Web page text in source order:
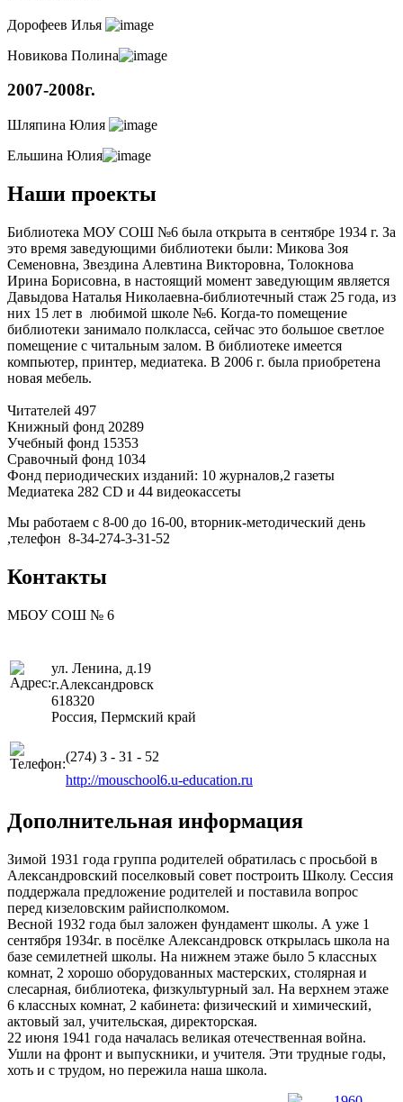
Дорофеев Илья
Новикова Полина
2007-2008г.
Шляпина Юлия
Ельшина Юлия
Наши проекты
Библиотека МОУ СОШ №6 была открыта в сентябре 1934 г. За
это время заведующими библиотеки были: Микова Зоя
Семеновна, Звездина Алевтина Викторовна, Толокнова
Ирина Борисовна, в настоящий момент заведующим является
Давыдова Наталья Николаевна-библиотечный стаж 25 года, из
них 15 лет в любимой школе №6. Когда-то помещение
библиотеки занимало полкласса, сейчас это большое светлое
помещение с читальным залом. В библиотеке имеется
компьютер, принтер, медиатека. В 2006 г. была приобретена
новая мебель.
Читателей 497
Книжный фонд 20289
Учебный фонд 15353
Сравочный фонд 1034
Фонд периодических изданий: 10 журналов,2 газеты
Медиатека 282 CD и 44 видеокассеты
Мы работаем с 8-00 до 16-00, вторник-методический день
,телефон 8-34-274-3-31-52
Контакты
МБОУ СОШ № 6
ул. Ленина, д.19
г.Александровск
618320
Россия, Пермский край
(274) 3 - 31 - 52
http://mouschool6.u-education.ru
Дополнительная информация
Зимой 1931 года группа родителей обратилась с просьбой в
Александровский поселковый совет построить Школу. Сессия
поддержала предложение родителей и поставила вопрос
перед кизеловским райисполкомом.
Весной 1932 года был заложен фундамент школы. А уже 1
сентября 1934г. в посёлке Александровск открылась школа на
базе семилетней школы. На нижнем этаже было 5 классных
комнат, 2 хорошо оборудованных мастерских, столярная и
слесарная, библиотека, физкультурный зал. На верхнем этаже
6 классных комнат, 2 кабинета: физический и химический,
актовый зал, учительская, директорская.
22 июня 1941 года началась великая отечественная война.
Ушли на фронт и выпускники, и учителя. Эти трудные годы,
хоть и с трудом, но пережила наша школа.